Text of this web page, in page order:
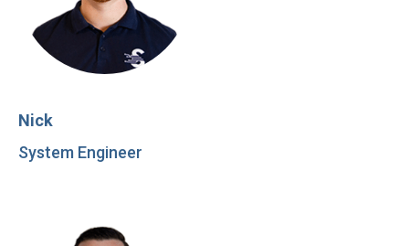
Nick
System Engineer